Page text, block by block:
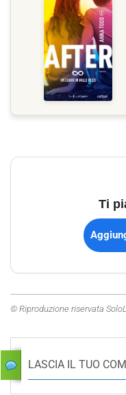
Ti
© Riproduzione riservata
LASCIA IL TUO